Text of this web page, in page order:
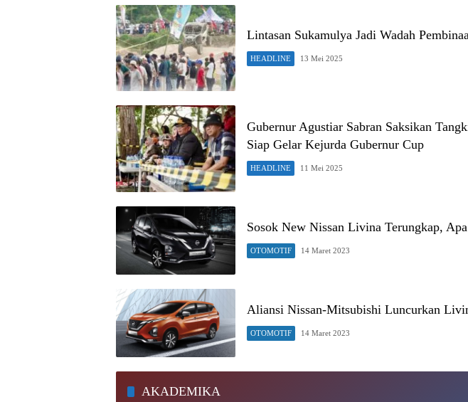
Lintasan Sukamulya Jadi Wadah
HEADLINE 13 Mei 2025
Gubernur Agustiar Sabran Saksikan
Siap Gelar Kejurda Gubernur Cup
HEADLINE 11 Mei 2025
Sosok New Nissan Livina Terungkap,
OTOMOTIF 14 Maret 2023
Aliansi Nissan-Mitsubishi Luncurkan
OTOMOTIF 14 Maret 2023
AKADEMIKA